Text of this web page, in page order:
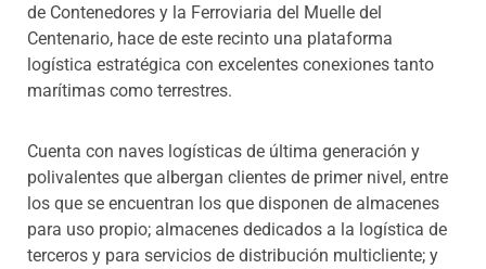
de Contenedores y la Ferroviaria del Muelle del
Centenario, hace de este recinto una plataforma
logística estratégica con excelentes conexiones tanto
marítimas como terrestres.
Cuenta con naves logísticas de última generación y
polivalentes que albergan clientes de primer nivel, entre
los que se encuentran los que disponen de almacenes
para uso propio; almacenes dedicados a la logística de
terceros y para servicios de distribución multicliente; y